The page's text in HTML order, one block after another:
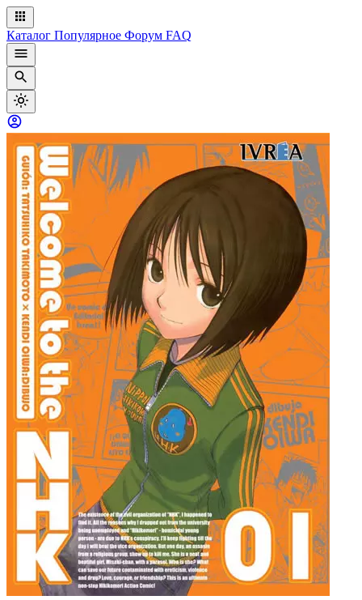
Каталог Популярное Форум FAQ